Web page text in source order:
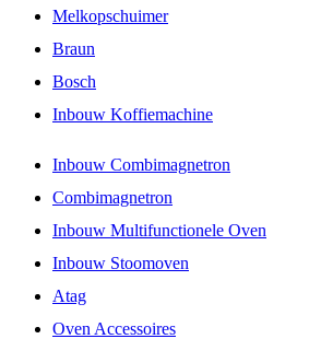
Melkopschuimer
Braun
Bosch
Inbouw Koffiemachine
Inbouw Combimagnetron
Combimagnetron
Inbouw Multifunctionele Oven
Inbouw Stoomoven
Atag
Oven Accessoires